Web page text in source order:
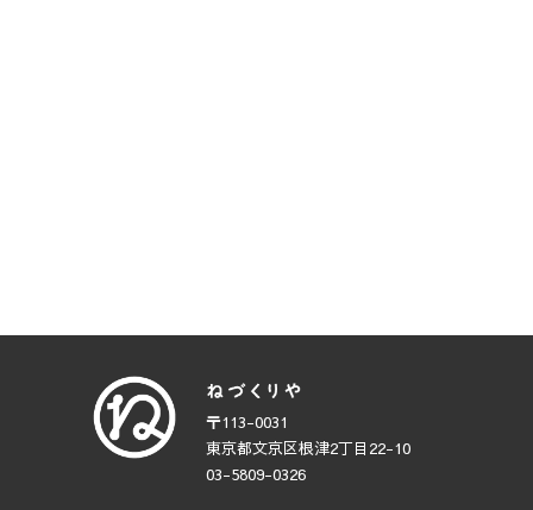
〒113-0031
東京都文京区根津2丁目22-10
03-5809-0326